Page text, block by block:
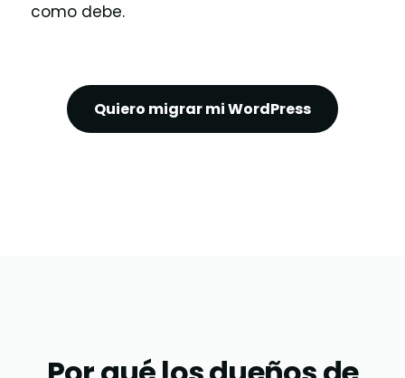
como debe.
Quiero migrar mi WordPress